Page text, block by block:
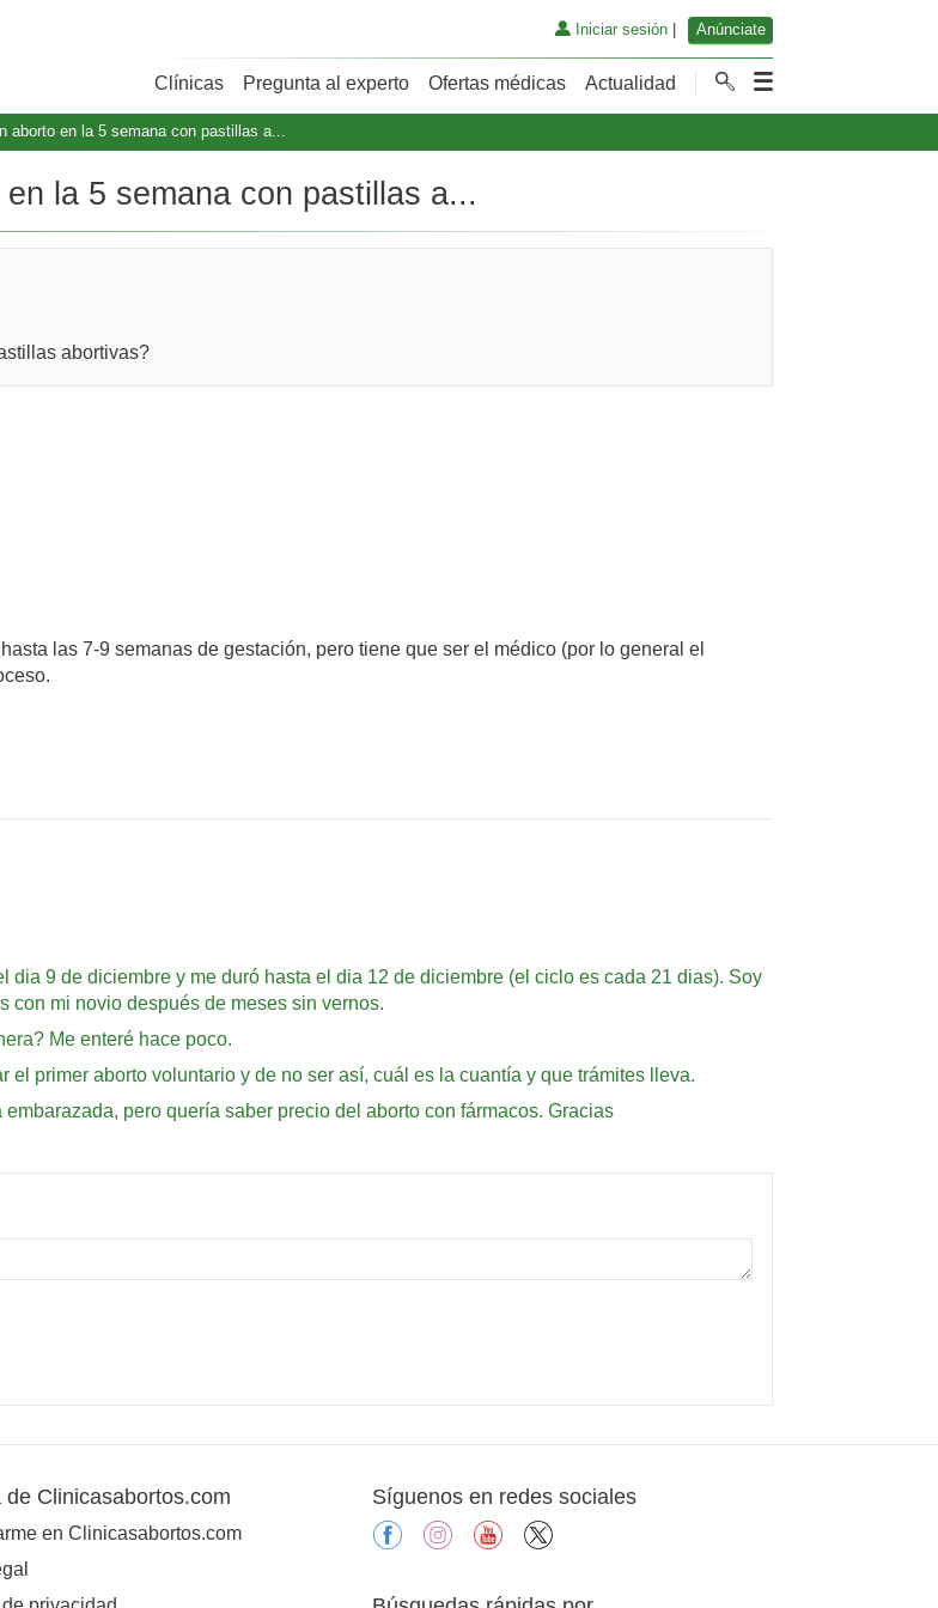
Iniciar sesión| Anúnciate
Clínicas Pregunta al experto Ofertas médicas Actualidad
aborto en la 5 semana con pastillas a...
la 5 semana con pastillas a...
abortivas?
las 7-9 semanas de gestación, pero tiene que ser el médico (por lo general el
9 de diciembre y me duró hasta el dia 12 de diciembre (el ciclo es cada 21 dias). Soy
con mi novio después de meses sin vernos.
Me enteré hace poco.
primer aborto voluntario y de no ser así, cuál es la cuantía y que trámites lleva.
pero quería saber precio del aborto con fármacos. Gracias
de Clinicasabortos.com
en Clinicasabortos.com
Síguenos en redes sociales
facebookinstagramyoutube